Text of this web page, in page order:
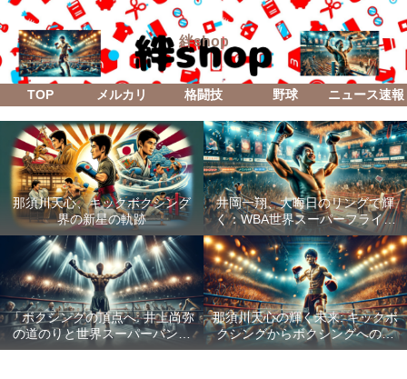
絆shop
TOP メルカリ 格闘技 野球 ニュース速報
那須川天心、キックボクシング
界の新星の軌跡
井岡一翔、大晦日のリングで輝
く：WBA世界スーパーフライ級
防衛戦「Lifetime Boxing Fights
18」
「ボクシングの頂点へ: 井上尚弥
の道のりと世界スーパーバンタ
ム級統一戦の全貌」
那須川天心の輝く未来: キックボ
クシングからボクシングへの成
功した転身